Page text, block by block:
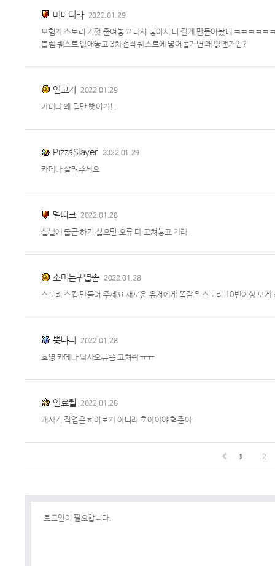
미매디라 2022.01.29
모험가 스토리 기껏 줄여놓고 다시 넣어서 더 길게 만들어놨네 ㅋㅋㅋㅋ
블렘 퀘스트 없애놓고 3차전직 퀘스트에 넣어둘거면 왜 없앤거임?
인고기 2022.01.29
카데나 왜 딜만 뺏어가!!
PizzaSlayer 2022.01.29
카데나 살려주세요
델따크 2022.01.28
설날에 출근 하기 싫으면 오류 다 고쳐놓고 가라
소미는귀엽솜 2022.01.28
스토리 스킵 만들어 주세요 새로운 유저에게 똑같은 스토리 10번이상 보
뿡냐니 2022.01.28
호영 카데나 닼사오류좀 고쳐줘 ㅠㅠ
인료월 2022.01.28
개사기 직업은 히어로가 아니라 호아아야 혁준아
1 2